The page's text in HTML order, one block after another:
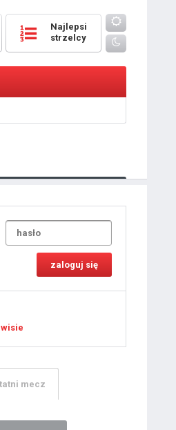
Najlepsi
strzelcy
mecz